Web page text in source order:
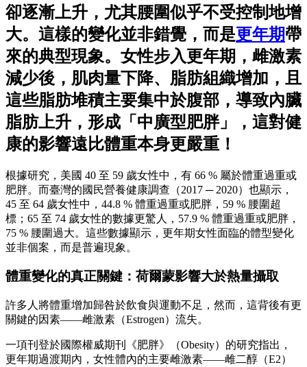
卻逐漸上升，尤其腰圍似乎不受控制地增
大。這樣的變化並非錯覺，而是更年期帶
來的典型現象。女性步入更年期，雌激素
減少後，肌肉量下降、脂肪組織增加，且
這些脂肪堆積主要集中於腹部，導致內臟
脂肪上升，形成「中廣型肥胖」，這對健
康的影響遠比體重本身更嚴重！
根據研究，美國 40 至 59 歲女性中，有 66 % 屬於體重過重或
肥胖。而臺灣的國民營養健康調查（2017 ─ 2020）也顯示，
45 至 64 歲女性中，44.8 % 體重過重或肥胖，59 % 腰圍超
標；65 至 74 歲女性的數據更驚人，57.9 % 體重過重或肥胖，
75 % 腰圍過大。這些數據顯示，更年期女性面臨的體型變化
並非個案，而是普遍現象。
體重變化的真正關鍵：荷爾蒙影響大於熱量攝取
許多人將體重增加歸咎於飲食與運動不足，然而，這背後有更
關鍵的因素——雌激素（Estrogen）流失。
一項刊登於國際權威期刊《肥胖》（Obesity）的研究指出，
更年期過渡期內，女性體內的主要雌激素——雌二醇（E2）